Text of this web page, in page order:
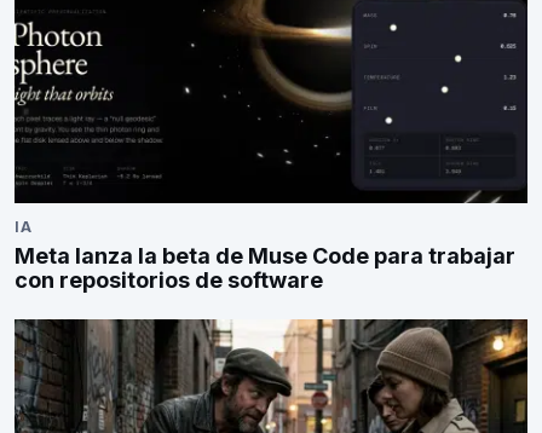
IA
Meta lanza la beta de Muse Code para trabajar
con repositorios de software